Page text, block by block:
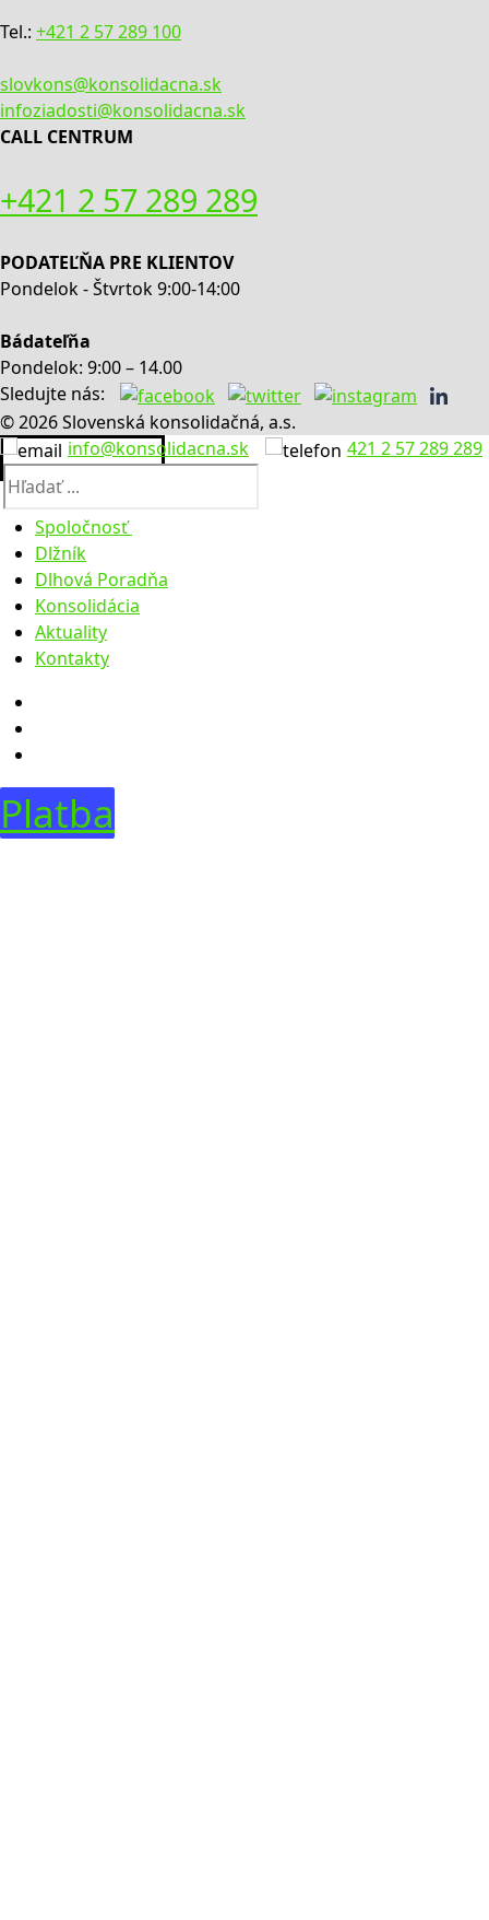
Tel.: +421 2 57 289 100
slovkons@konsolidacna.sk
infoziadosti@konsolidacna.sk
CALL CENTRUM
+421 2 57 289 289
PODATEĽŇA PRE KLIENTOV
Pondelok - Štvrtok 9:00-14:00
Bádateľňa
Pondelok: 9:00 – 14.00
Sledujte nás:
© 2026 Slovenská konsolidačná, a.s.
info@konsolidacna.sk
421 2 57 289 289
Hľadať:
Spoločnosť
O nás
Výročné správy
Úradná tabuľa
Faktúry
Objednávky
Legislatíva
Zúčtovacie údaje
Dlžník
Dlhová Poradňa
Konsolidácia
Aktuality
Kontakty
Platba